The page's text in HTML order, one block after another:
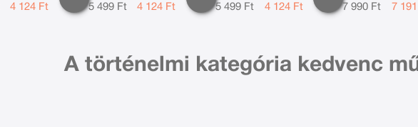
4 124 Ft 5 499 Ft 4 124 Ft 5 499 Ft 4 124 Ft 7 990 Ft 7
A történelmi kategória kedvenc